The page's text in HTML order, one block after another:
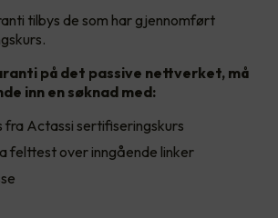
tilbys de som har gjennomført
på det passive nettverket, må
inn en søknad med:
fra Actassi sertifiseringskurs
felttest over inngående linker